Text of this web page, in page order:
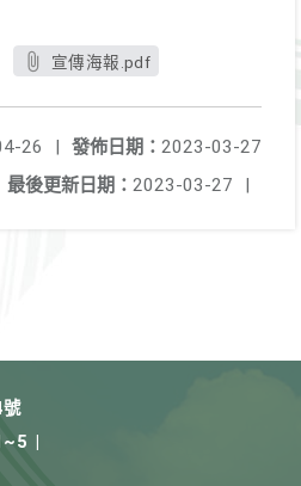
宣傳海報.pdf
發佈日期： 2023-03-27
26
|
最後更新日期： 2023-03-27 |